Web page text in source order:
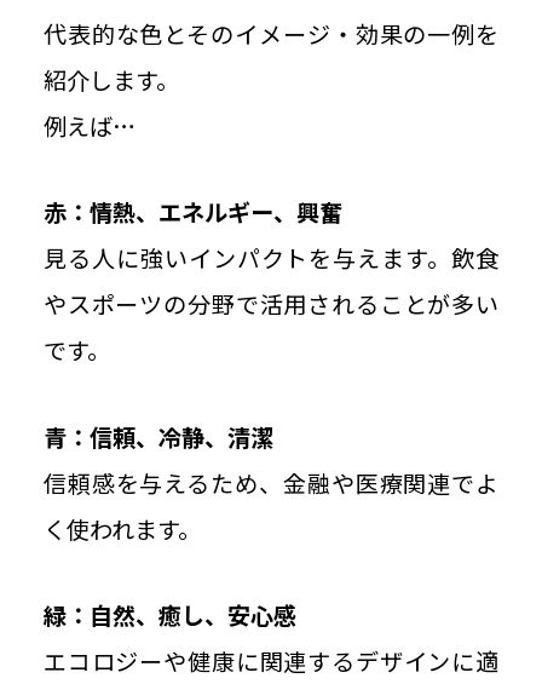
代表的な色とそのイメージ・効果の一例を
紹介します。
例えば…
赤：情熱、エネルギー、興奮
見る人に強いインパクトを与えます。飲食
やスポーツの分野で活用されることが多い
です。
青：信頼、冷静、清潔
信頼感を与えるため、金融や医療関連でよ
く使われます。
緑：自然、癒し、安心感
エコロジーや健康に関連するデザインに適